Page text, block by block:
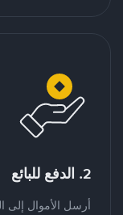
2. الدفع للبائع
أرسل الأموال إلى